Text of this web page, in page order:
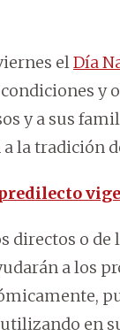
elDía
y
y a sus
la tradición
directos o
a los
en